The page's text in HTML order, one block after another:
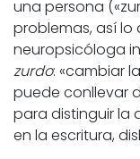
una persona
problemas, así lo
neuropsicóloga
zurdo: «cambiar
puede conllevar
para distinguir la
en la escritura,